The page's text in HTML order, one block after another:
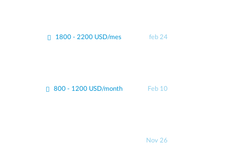
1800 - 2200 USD/mes feb 24
800 - 1200 USD/month Feb 10
Nov 26